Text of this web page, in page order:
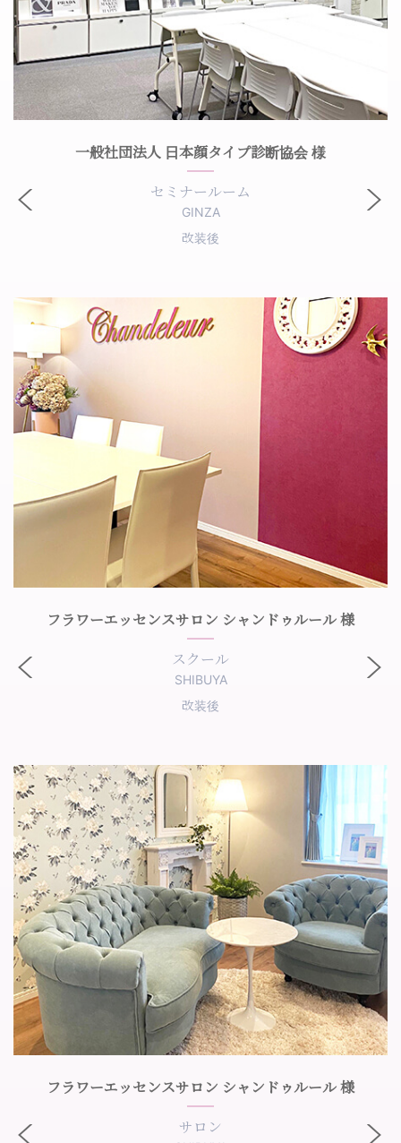
一般社団法人 日本顔タイプ診断協会 様
セミナールーム
GINZA
改装後
フラワーエッセンスサロン シャンドゥルール 様
スクール
SHIBUYA
改装後
フラワーエッセンスサロン シャンドゥルール 様
サロン